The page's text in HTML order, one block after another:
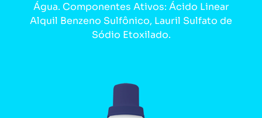
Água. Componentes Ativos: Ácido Linear
Alquil Benzeno Sulfônico, Lauril Sulfato de
Sódio Etoxilado.